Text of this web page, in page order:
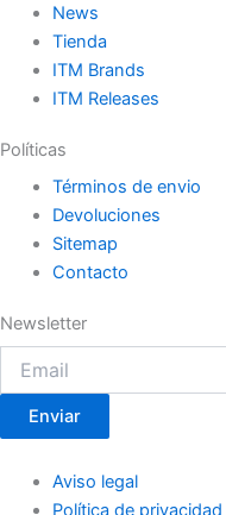
News
Tienda
ITM Brands
ITM Releases
Políticas
Términos de envio
Devoluciones
Sitemap
Contacto
Newsletter
Enviar
Aviso legal
Política de privacidad